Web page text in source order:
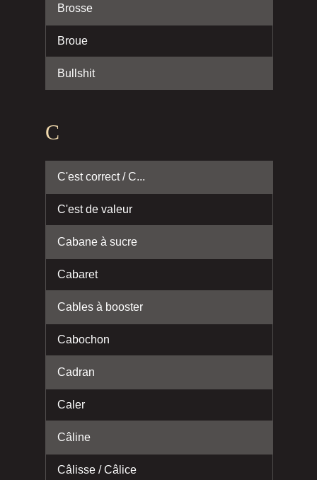
Brosse
Broue
Bullshit
C
C'est correct / C...
C'est de valeur
Cabane à sucre
Cabaret
Cables à booster
Cabochon
Cadran
Caler
Câline
Câlisse / Câlice